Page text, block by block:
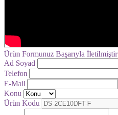
Ürün Formunuz Başarıyla İletilmiştir
Ad Soyad
Telefon
E-Mail
Konu
Ürün Kodu